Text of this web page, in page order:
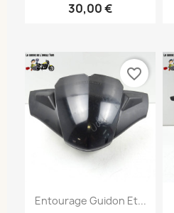
30,00 €
Entourage Guidon Et...
favorite_border